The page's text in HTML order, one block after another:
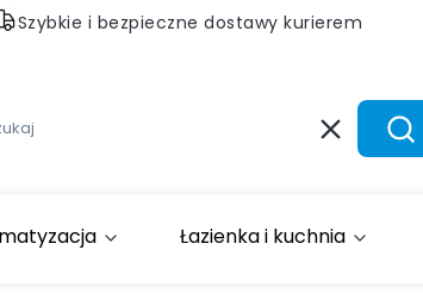
Szybkie i bezpieczne dostawy kurierem
Wyczyść
Łazienka i kuchnia